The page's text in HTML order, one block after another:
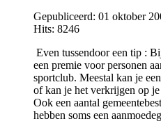
Gepubliceerd: 01 oktober
Hits: 8246
Even tussendoor een tip :
een premie voor personen
sportclub. Meestal kan je
of kan je het verkrijgen op
Ook een aantal
hebben soms een